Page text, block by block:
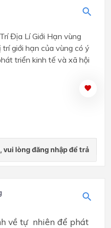
Địa Lí Giới Hạn vùng
giới hạn của vùng có ý
triển kinh tế và xã hội
về tự nhiên để phát